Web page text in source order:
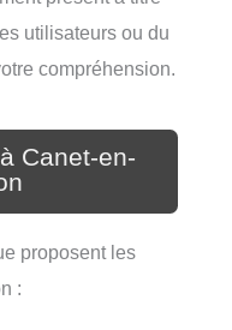
utilisateurs ou du
compréhension.
Canet-en-
proposent les
: